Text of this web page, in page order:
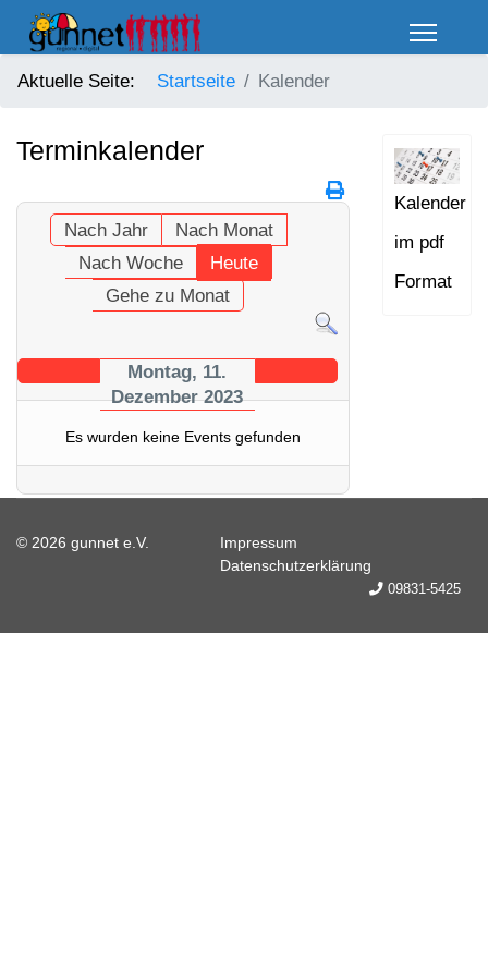
Aktuelle Seite: Startseite Kalender
Terminkalender
Nach Jahr
Nach Monat
Nach Woche
Heute
Gehe zu Monat
Montag, 11.
Dezember 2023
Es wurden keine Events gefunden
Kalender
im pdf
Format
© 2026 gunnet e.V.
Impressum
Datenschutzerklärung
09831-5425